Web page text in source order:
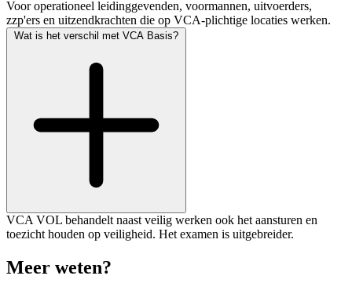
Voor operationeel leidinggevenden, voormannen, uitvoerders,
zzp'ers en uitzendkrachten die op VCA-plichtige locaties werken.
Wat is het verschil met VCA Basis?
VCA VOL behandelt naast veilig werken ook het aansturen en
toezicht houden op veiligheid. Het examen is uitgebreider.
Meer weten?